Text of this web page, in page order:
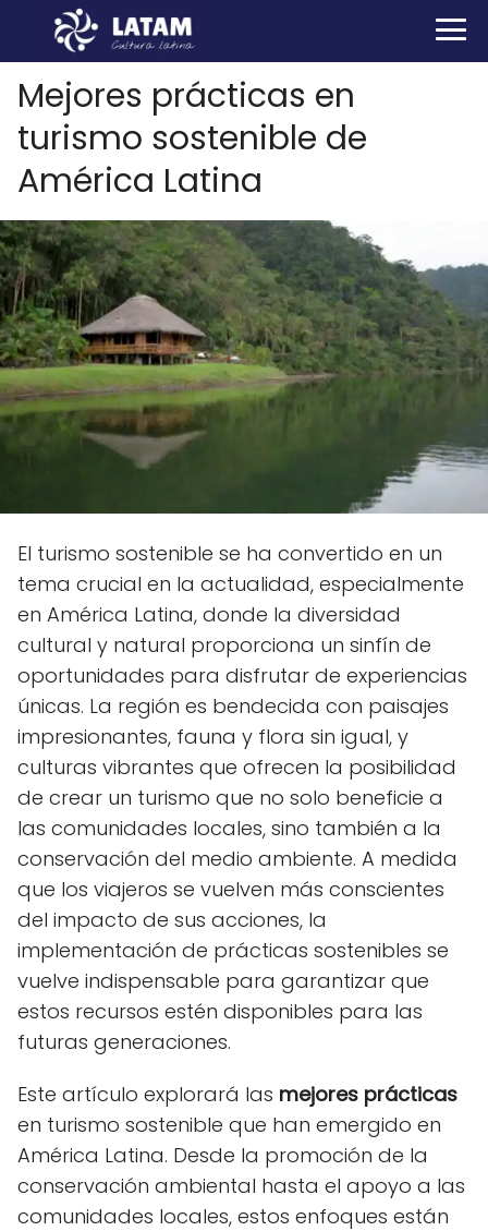
Mejores prácticas en
turismo sostenible de
América Latina
El turismo sostenible se ha convertido en un
tema crucial en la actualidad, especialmente
en América Latina, donde la diversidad
cultural y natural proporciona un sinfín de
oportunidades para disfrutar de experiencias
únicas. La región es bendecida con paisajes
impresionantes, fauna y flora sin igual, y
culturas vibrantes que ofrecen la posibilidad
de crear un turismo que no solo beneficie a
las comunidades locales, sino también a la
conservación del medio ambiente. A medida
que los viajeros se vuelven más conscientes
del impacto de sus acciones, la
implementación de prácticas sostenibles se
vuelve indispensable para garantizar que
estos recursos estén disponibles para las
futuras generaciones.
Este artículo explorará las mejores prácticas
en turismo sostenible que han emergido en
América Latina. Desde la promoción de la
conservación ambiental hasta el apoyo a las
comunidades locales, estos enfoques están